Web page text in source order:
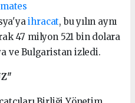
ihracat, bu yılın aynı
47 milyon 521 bin dolara
ve Bulgaristan izledi.